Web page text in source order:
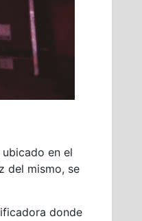
en el
del mismo, se
donde